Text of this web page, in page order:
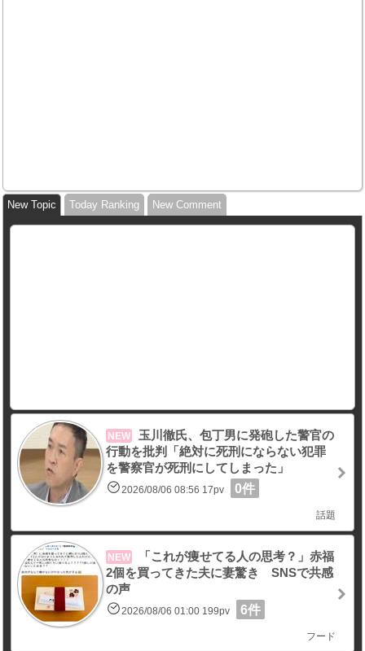
New Topic Today Ranking New Comment
NEW
玉川徹氏、包丁男に発砲した警官の
行動を批判「絶対に死刑にならない犯罪
を警察官が死刑にしてしまった」
2026/08/06 08:56 17pv 0件
話題
NEW
「これが痩せてる人の思考？」赤福
2個を買ってきた夫に妻驚き SNSで共感
の声
2026/08/06 01:00 199pv 6件
フード